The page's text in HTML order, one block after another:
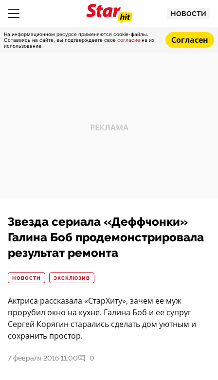
НОВОСТИ
На информационном ресурсе применяются cookie-файлы.
Оставаясь на сайте, вы подтверждаете свое согласие на их
использование.
Согласен
Звезда сериала «Деффчонки»
Галина Боб продемонстрировала
результат ремонта
НОВОСТИ ЭКСКЛЮЗИВ
Актриса рассказала «СтарХиту», зачем ее муж
прорубил окно на кухне. Галина Боб и ее супруг
Сергей Корягин старались сделать дом уютным и
сохранить простор.
7 февраля 2016 11:00 0